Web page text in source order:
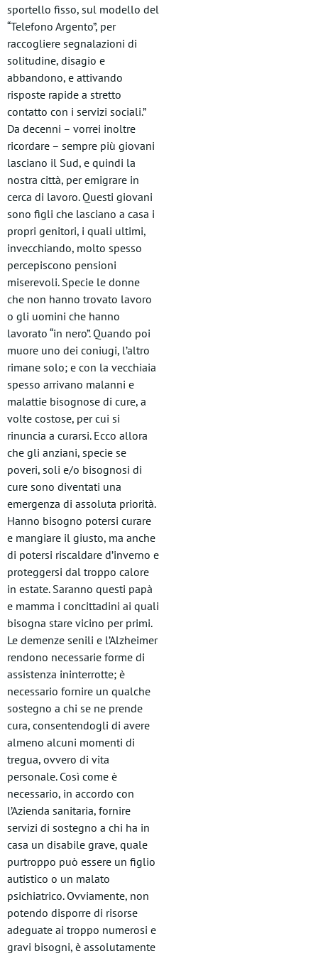
sportello fisso, sul modello del
“Telefono Argento”, per
raccogliere segnalazioni di
solitudine, disagio e
abbandono, e attivando
risposte rapide a stretto
contatto con i servizi sociali.”
Da decenni – vorrei inoltre
ricordare – sempre più giovani
lasciano il Sud, e quindi la
nostra città, per emigrare in
cerca di lavoro. Questi giovani
sono figli che lasciano a casa i
propri genitori, i quali ultimi,
invecchiando, molto spesso
percepiscono pensioni
miserevoli. Specie le donne
che non hanno trovato lavoro
o gli uomini che hanno
lavorato “in nero”. Quando poi
muore uno dei coniugi, l’altro
rimane solo; e con la vecchiaia
spesso arrivano malanni e
malattie bisognose di cure, a
volte costose, per cui si
rinuncia a curarsi. Ecco allora
che gli anziani, specie se
poveri, soli e/o bisognosi di
cure sono diventati una
emergenza di assoluta priorità.
Hanno bisogno potersi curare
e mangiare il giusto, ma anche
di potersi riscaldare d’inverno e
proteggersi dal troppo calore
in estate. Saranno questi papà
e mamma i concittadini ai quali
bisogna stare vicino per primi.
Le demenze senili e l’Alzheimer
rendono necessarie forme di
assistenza ininterrotte; è
necessario fornire un qualche
sostegno a chi se ne prende
cura, consentendogli di avere
almeno alcuni momenti di
tregua, ovvero di vita
personale. Così come è
necessario, in accordo con
l’Azienda sanitaria, fornire
servizi di sostegno a chi ha in
casa un disabile grave, quale
purtroppo può essere un figlio
autistico o un malato
psichiatrico. Ovviamente, non
potendo disporre di risorse
adeguate ai troppo numerosi e
gravi bisogni, è assolutamente